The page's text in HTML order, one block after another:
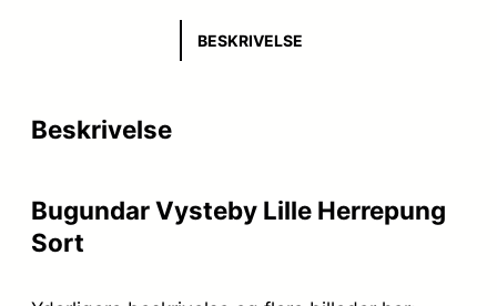
i
v
s
k
BESKRIVELSE
Beskrivelse
Bugundar Vysteby Lille Herrepung
Sort